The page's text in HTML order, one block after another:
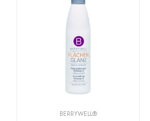
BERRYWELL®